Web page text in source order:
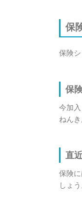
保
保険
保
今加
ねん
直
保険
しょう